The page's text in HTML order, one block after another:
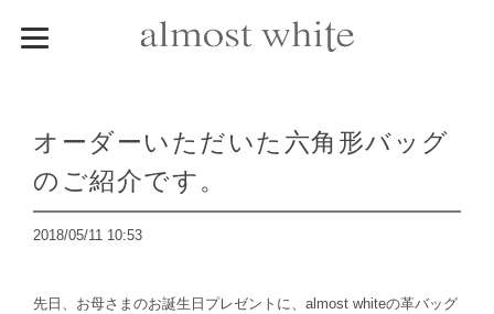
オーダーいただいた六角形バッグ
のご紹介です。
2018/05/11 10:53
先日、お母さまのお誕生日プレゼントに、almost whiteの革バッグ